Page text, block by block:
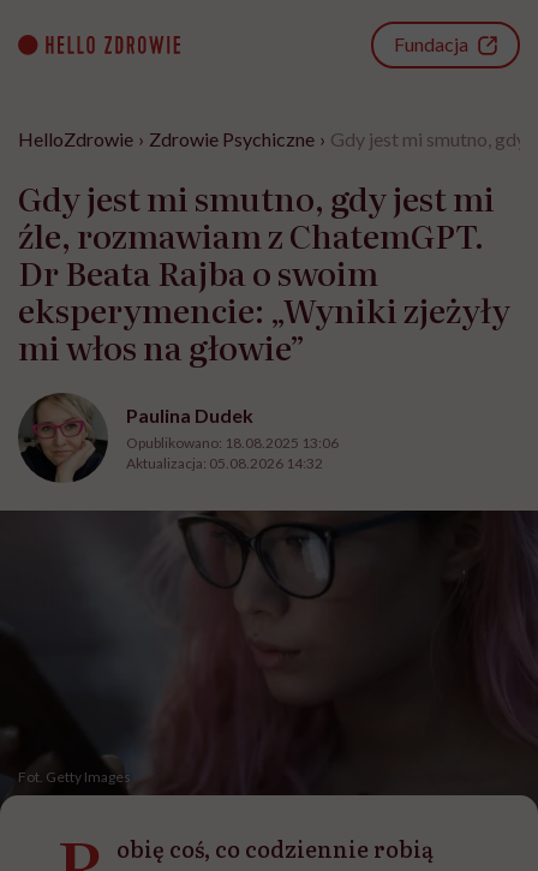
content
Fundacja
HelloZdrowie › Zdrowie Psychiczne › Gdy jest mi smutno, gdy
Gdy jest mi smutno, gdy jest mi
źle, rozmawiam z ChatemGPT.
Dr Beata Rajba o swoim
eksperymencie: „Wyniki zjeżyły
mi włos na głowie”
Paulina Dudek
Opublikowano: 18.08.2025 13:06
Aktualizacja: 05.08.2026 14:32
Fot. Getty Images
obię coś, co codziennie robią